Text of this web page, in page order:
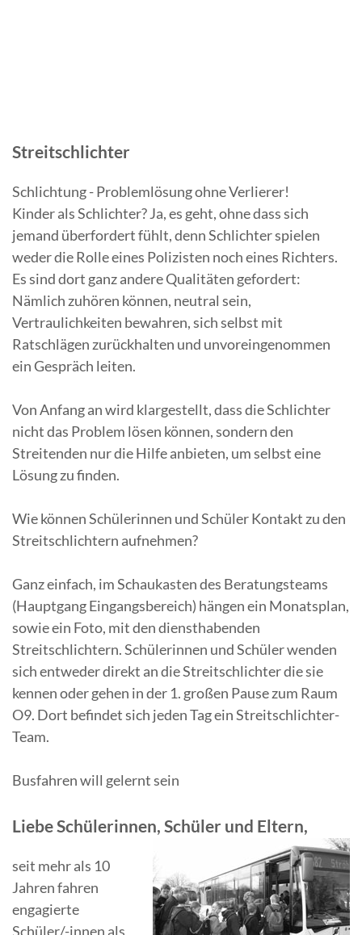
Streitschlichter
Schlichtung - Problemlösung ohne Verlierer!
Kinder als Schlichter? Ja, es geht, ohne dass sich
jemand überfordert fühlt, denn Schlichter spielen
weder die Rolle eines Polizisten noch eines Richters.
Es sind dort ganz andere Qualitäten gefordert:
Nämlich zuhören können, neutral sein,
Vertraulichkeiten bewahren, sich selbst mit
Ratschlägen zurückhalten und unvoreingenommen
ein Gespräch leiten.
Von Anfang an wird klargestellt, dass die Schlichter
nicht das Problem lösen können, sondern den
Streitenden nur die Hilfe anbieten, um selbst eine
Lösung zu finden.
Wie können Schülerinnen und Schüler Kontakt zu den
Streitschlichtern aufnehmen?
Ganz einfach, im Schaukasten des Beratungsteams
(Hauptgang Eingangsbereich) hängen ein Monatsplan,
sowie ein Foto, mit den diensthabenden
Streitschlichtern. Schülerinnen und Schüler wenden
sich entweder direkt an die Streitschlichter die sie
kennen oder gehen in der 1. großen Pause zum Raum
O9. Dort befindet sich jeden Tag ein Streitschlichter-
Team.
Busfahren will gelernt sein
Liebe Schülerinnen, Schüler und Eltern,
seit mehr als 10
Jahren fahren
engagierte
Schüler/-innen als